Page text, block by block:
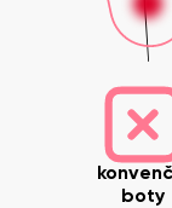
boty